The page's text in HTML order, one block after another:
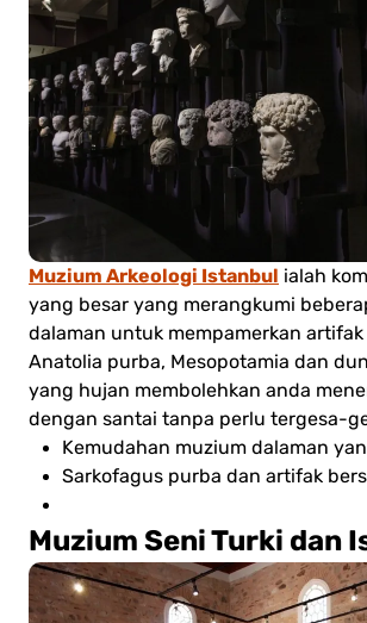
Muzium Arkeologi Istanbul ialah
yang besar yang merangkumi
dalaman untuk mempamerkan
Anatolia purba, Mesopotamia dan
yang hujan membolehkan anda
dengan santai tanpa perlu tergesa-
Kemudahan muzium dalaman
Sarkofagus purba dan artifak
Muzium Seni Turki dan